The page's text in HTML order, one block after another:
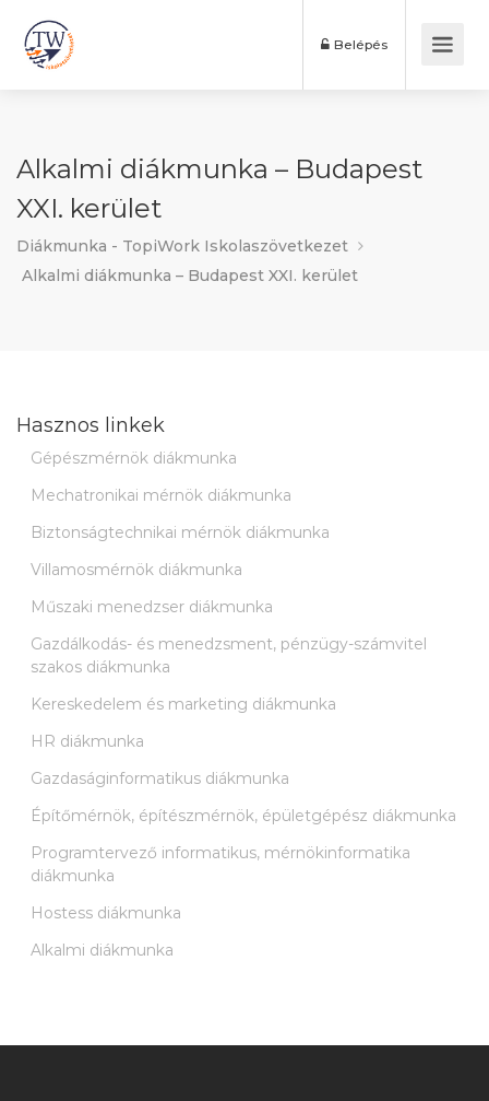
Belépés
Alkalmi diákmunka – Budapest
XXI. kerület
Diákmunka - TopiWork Iskolaszövetkezet
Alkalmi diákmunka – Budapest XXI. kerület
Hasznos linkek
Gépészmérnök diákmunka
Mechatronikai mérnök diákmunka
Biztonságtechnikai mérnök diákmunka
Villamosmérnök diákmunka
Műszaki menedzser diákmunka
Gazdálkodás- és menedzsment, pénzügy-számvitel
szakos diákmunka
Kereskedelem és marketing diákmunka
HR diákmunka
Gazdaságinformatikus diákmunka
Építőmérnök, építészmérnök, épületgépész diákmunka
Programtervező informatikus, mérnökinformatika
diákmunka
Hostess diákmunka
Alkalmi diákmunka